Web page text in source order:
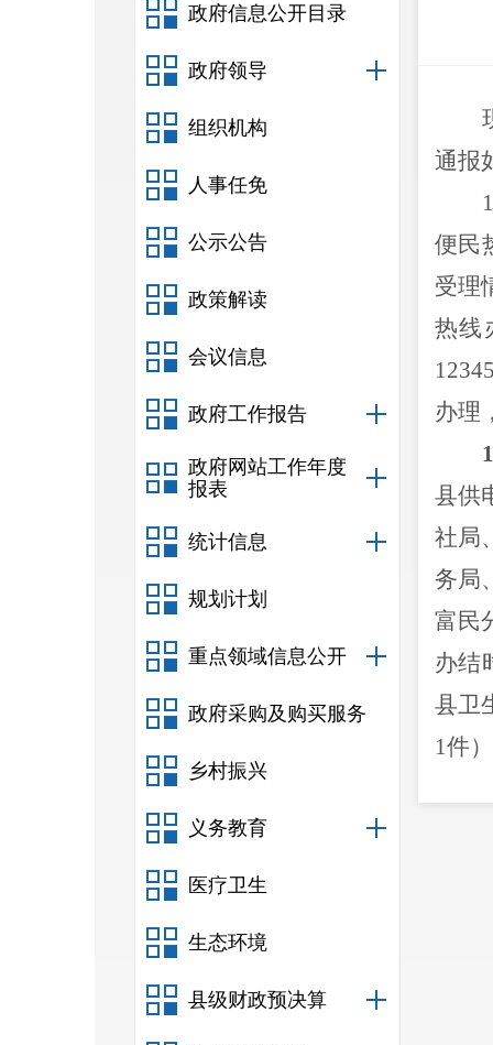
政府信息公开目录
政府领导
组织机构
人事任免
公示公告
政策解读
会议信息
政府工作报告
政府网站工作年度
报表
统计信息
规划计划
重点领域信息公开
政府采购及购买服务
乡村振兴
义务教育
医疗卫生
生态环境
县级财政预决算
通报
便民
受理
热线
办理
县供
社局
务局
富民
办结
县卫
1件